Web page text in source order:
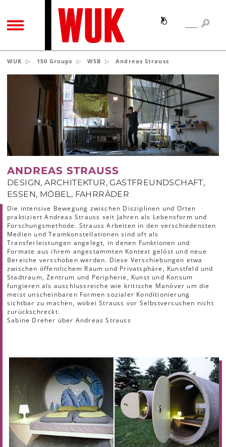
TOGGLE NAVIGATION SEARCH
WUK 150 Groups WSB Andreas Strauss
ANDREAS STRAUSS
DESIGN, ARCHITEKTUR, GASTFREUNDSCHAFT,
ESSEN, MÖBEL, FAHRRÄDER
Die intensive Bewegung zwischen Disziplinen und Orten
praktiziert Andreas Strauss seit Jahren als Lebensform und
Forschungsmethode. Strauss Arbeiten in den verschiedensten
Medien und Teamkonstellationen sind oft als
Transferleistungen angelegt, in denen Funktionen und
Formate aus ihrem angestammten Kontext gelöst und neue
Bereiche verschoben werden. Diese Verschiebungen etwa
zwischen öffentlichem Raum und Privatsphäre, Kunstfeld und
Stadtraum, Zentrum und Peripherie, Kunst und Konsum
fungieren als auschlussreiche wie kritische Manöver um die
meist unscheinbaren Formen sozialer Konditionierung
sichtbar zu machen, wobei Strauss vor Selbstversuchen nicht
zurückschreckt.
Sabine Dreher über Andreas Strauss